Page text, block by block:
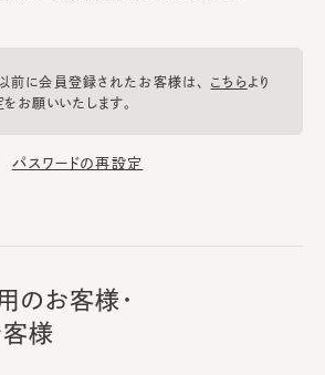
に会員登録されたお客様は、 こちらより
お願いいたします。
パスワードの再設定
のお客様・
様